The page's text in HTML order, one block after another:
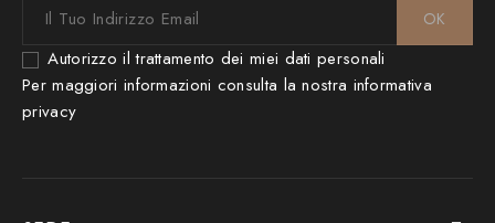
Autorizzo il trattamento dei miei dati personali
Per maggiori informazioni consulta la nostra informativa
privacy